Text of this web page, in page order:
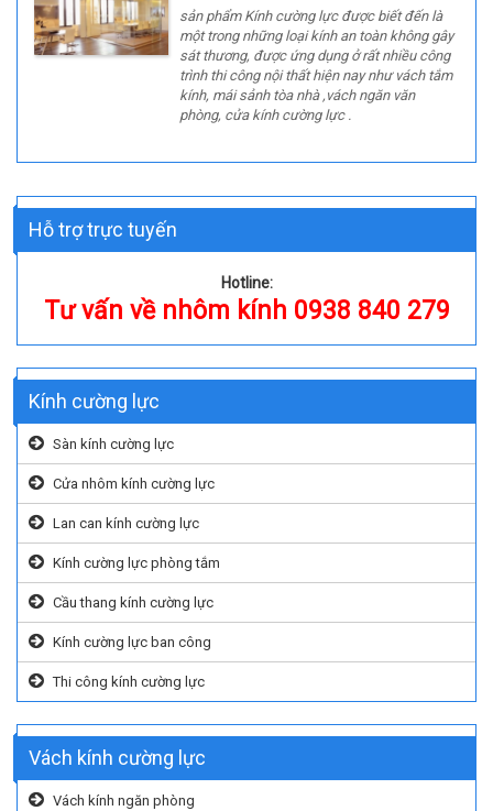
sản phẩm Kính cường lực được biết đến là
một trong những loại kính an toàn không gây
sát thương, được ứng dụng ở rất nhiều công
trình thi công nội thất hiện nay như vách tắm
kính, mái sảnh tòa nhà ,vách ngăn văn
phòng, cửa kính cường lực .
Hỗ trợ trực tuyến
Hotline:
Tư vấn về nhôm kính 0938 840 279
Kính cường lực
Sàn kính cường lực
Cửa nhôm kính cường lực
Lan can kính cường lực
Kính cường lực phòng tắm
Cầu thang kính cường lực
Kính cường lực ban công
Thi công kính cường lực
Vách kính cường lực
Vách kính ngăn phòng